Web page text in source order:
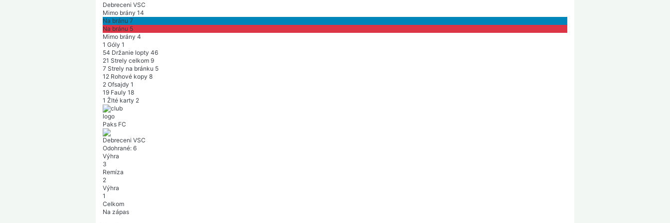
Debreceni VSC
Mimo brány 14
Na bránu 7
Na bránu 5
Mimo brány 4
1 Góly 1
54 Držanie lopty 46
21 Strely celkom 9
7 Strely na bránku 5
12 Rohové kopy 8
2 Ofsajdy 1
19 Fauly 18
1 Žlté karty 2
Paks FC
Debreceni VSC
Odohrané: 6
Výhra
3
Remíza
2
Výhra
1
Celkom
Na zápas